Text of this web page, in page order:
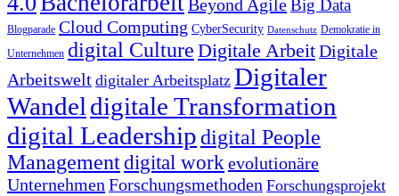
Beyond AgileBig Data
Blogparade Cloud Computing CyberSecurity Datenschutz Demokratie in
Unternehmen digital Culture Digitale ArbeitDigitale
Arbeitswelt digitaler Arbeitsplatz Digitaler
Wandel digitale Transformation
digital Leadershipdigital People
Managementdigital work evolutionäre
Unternehmen Forschungsmethoden Forschungsprojekt